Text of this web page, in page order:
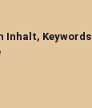
Inhalt, Keywords